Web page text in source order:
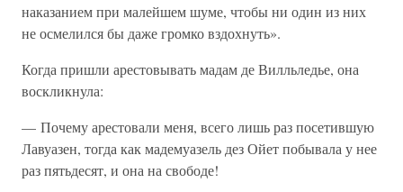
наказанием при малейшем шуме, чтобы ни один из них
не осмелился бы даже громко вздохнуть».
Когда пришли арестовывать мадам де Вилльледье, она
воскликнула:
— Почему арестовали меня, всего лишь раз посетившую
Лавуазен, тогда как мадемуазель дез Ойет побывала у нее
раз пятьдесят, и она на свободе!